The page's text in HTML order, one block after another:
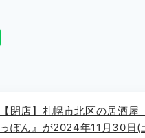
【閉店】札幌市北区の居酒屋
っぽん』が2024年11月30日(